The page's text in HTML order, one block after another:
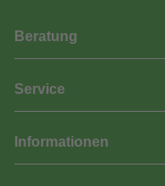
Beratung
Service
Informationen